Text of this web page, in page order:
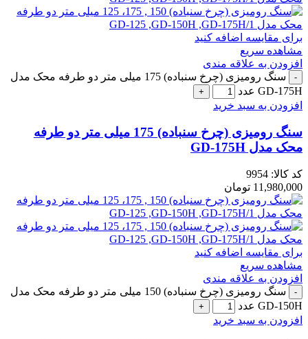
برای مقایسه اضافه کنید
مشاهده سریع
افزودن به علاقه مندی
سنگ رومیزی (چرخ سنباده) 175 میلی متر دو طرفه محک مدل
GD-175H عدد
افزودن به سبد خرید
سنگ رومیزی (چرخ سنباده) 175 میلی متر دو طرفه
محک مدل GD-175H
کد کالا: 9954
11,980,000 تومان
برای مقایسه اضافه کنید
مشاهده سریع
افزودن به علاقه مندی
سنگ رومیزی (چرخ سنباده) 150 میلی متر دو طرفه محک مدل
GD-150H عدد
افزودن به سبد خرید